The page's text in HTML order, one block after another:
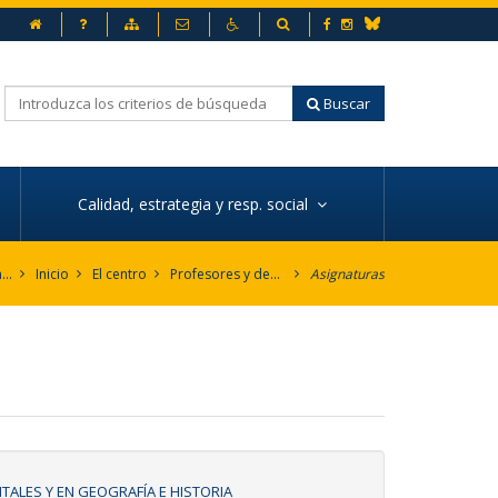
FacebookInstagram
Bluesky
Preguntas frecuentes
Mapa web Contacto AccesibilidadBuscador
Buscar
Calidad, estrategia y resp. social
Facultad de Humanidades Inicio El centro Profesores y departamentos Asignaturas
Y EN GEOGRAFÍA E HISTORIA